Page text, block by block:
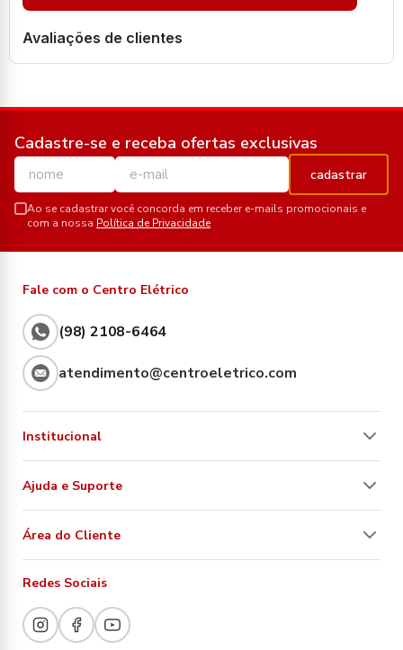
Avaliações de clientes
Cadastre-se e receba ofertas exclusivas
cadastrar
Ao se cadastrar você concorda em receber e-mails promocionais e
com a nossa Política de Privacidade
Fale com o Centro Elétrico
(98) 2108-6464
atendimento@centroeletrico.com
Institucional
Ajuda e Suporte
Área do Cliente
Redes Sociais